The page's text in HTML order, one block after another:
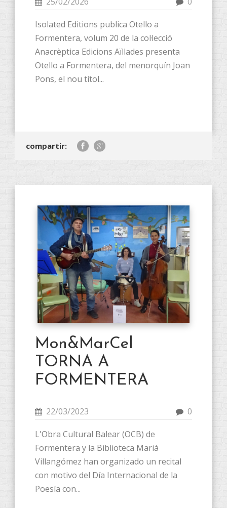
Isolated Editions publica Otello a
Formentera, volum 20 de la col·lecció
Anacrèptica Edicions Aïllades presenta
Otello a Formentera, del menorquín Joan
Pons, el nou títol...
compartir:
Mon&MarCel
TORNA A
FORMENTERA
22/03/2023 0
L'Obra Cultural Balear (OCB) de
Formentera y la Biblioteca Marià
Villangómez han organizado un recital
con motivo del Día Internacional de la
Poesía con...